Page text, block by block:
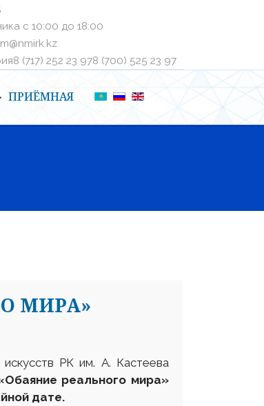
с 10:00 до 18:00
8 (717) 252 23 97ㅤㅤ8 (700) 525 23 97
ПРИЁМНАЯ
МИРА»
РК им. А. Кастеева
реального мира»
дате.